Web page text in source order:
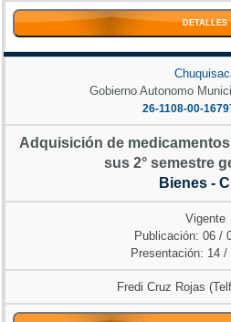
DETALLES
Gobierno Autonomo
26-1108-00-
Adquisición de
sus 2° semestre
Bienes -
Vigente
Publicación: 06 /
Presentación: 14 /
Fredi Cruz Rojas